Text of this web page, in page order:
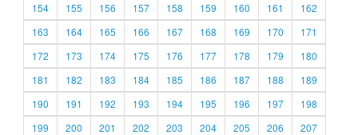
154
155 156 157 158 159 160 161
162
163
164 165 166 167 168 169 170
171
172
173 174 175 176 177 178 179
180
181
182 183 184 185 186 187 188
189
190
191 192 193 194 195 196 197
198
199
200 201 202 203 204 205 206
207